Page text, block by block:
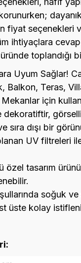
fiyat seçenekleri
ihtiyaçlara
toplandığı
Uyum Sağlar!
Balkon, Teras,
için
dekoratiftir,
sıra dışı bir
UV filtreleri ile
özel tasarım
soğuk ve
üste kolay